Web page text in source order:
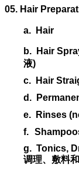
05. Hair
a. Hair
b. Hair
液)
c.
Hair
d.
e.
Rinses
f.
g. Tonics,
调理、敷料